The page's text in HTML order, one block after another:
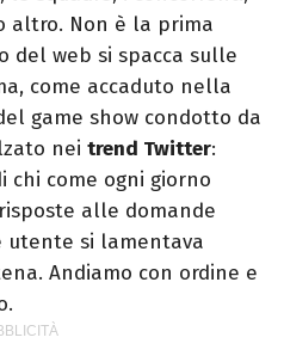
altro. Non è la prima
del web si spacca sulle
come accaduto nella
game show condotto da
nei trend Twitter:
come ogni giorno
alle domande
utente si lamentava
Andiamo con ordine e